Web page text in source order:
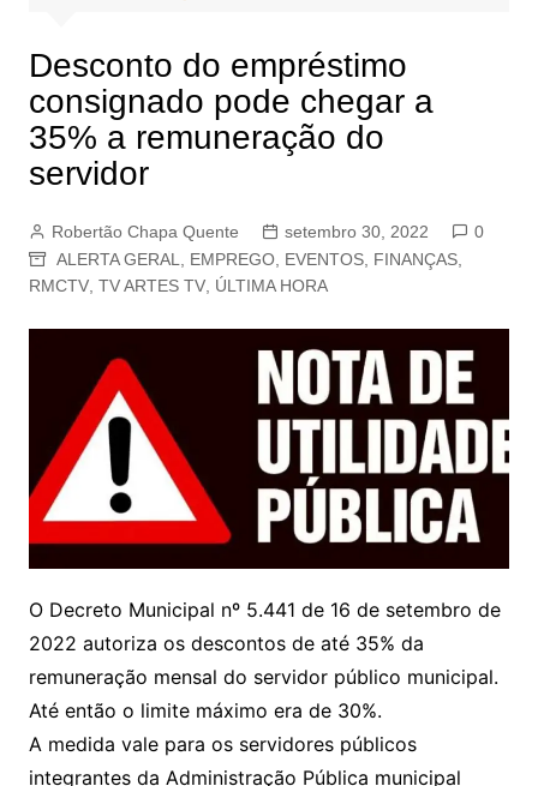
Desconto do empréstimo
consignado pode chegar a
35% a remuneração do
servidor
Robertão Chapa Quente setembro 30, 2022
0
ALERTA GERAL
EMPREGO, EVENTOS, FINANÇAS,
RMCTV, TV ARTES TV, ÚLTIMA HORA
O Decreto Municipal nº 5.441 de 16 de setembro de
2022 autoriza os descontos de até 35% da
remuneração mensal do servidor público municipal.
Até então o limite máximo era de 30%.
A medida vale para os servidores públicos
integrantes da Administração Pública municipal